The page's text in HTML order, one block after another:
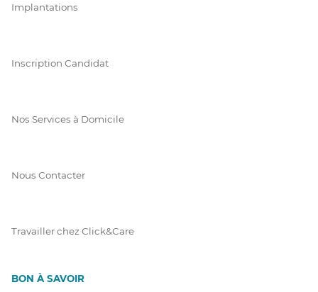
Implantations
Inscription Candidat
Nos Services à Domicile
Nous Contacter
Travailler chez Click&Care
BON À SAVOIR